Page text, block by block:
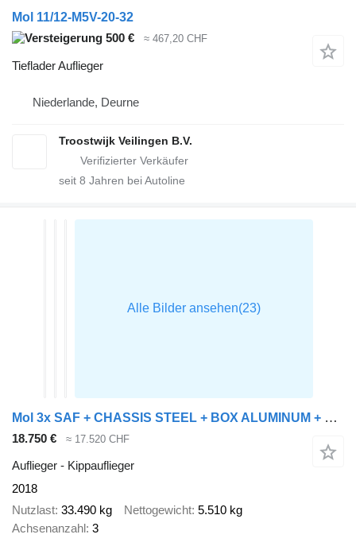
Mol 11/12-M5V-20-32
500 €
≈ 467,20 CHF
Tieflader Auflieger
Niederlande, Deurne
Troostwijk Veilingen B.V.
seit 8 Jahren bei Autoline
Mol 3x SAF + CHASSIS STEEL + BOX ALUMINUM + DISK BRAKES
18.750 € ≈ 17.520 CHF
Auflieger - Kippauflieger
2018
Nutzlast 33.490 kg Nettogewicht 5.510 kg
Achsenanzahl 3